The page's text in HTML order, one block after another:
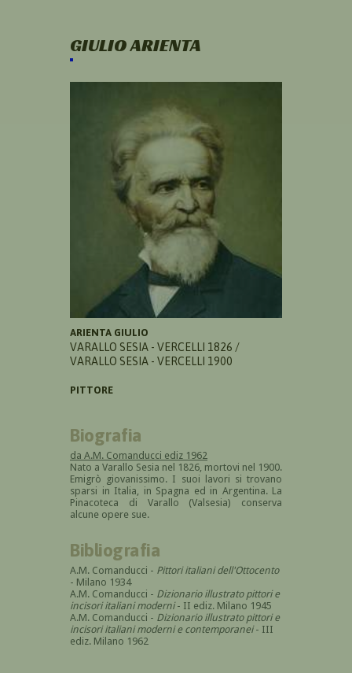
GIULIO ARIENTA
ARIENTA GIULIO
VARALLO SESIA - VERCELLI 1826 /
VARALLO SESIA - VERCELLI 1900
PITTORE
Biografia
da A.M. Comanducci ediz 1962
Nato a Varallo Sesia nel 1826, mortovi nel 1900.
Emigrò giovanissimo. I suoi lavori si trovano
sparsi in Italia, in Spagna ed in Argentina. La
Pinacoteca di Varallo (Valsesia) conserva
alcune opere sue.
Bibliografia
A.M. Comanducci - Pittori italiani dell'Ottocento
- Milano 1934
A.M. Comanducci - Dizionario illustrato pittori e
incisori italiani moderni- II ediz. Milano 1945
A.M. Comanducci - Dizionario illustrato pittori e
incisori italiani moderni e contemporanei- III
ediz. Milano 1962